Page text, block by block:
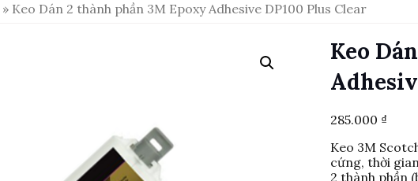
» Keo Dán 2 thành phần 3M Epoxy Adhesive DP100 Plus Clear
Keo
285.000 ₫
Keo 3M
cứng, thời
2 thành phần